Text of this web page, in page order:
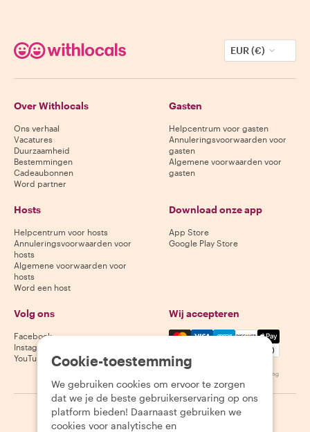
EUR (€)
Over Withlocals
Ons verhaal
Vacatures
Duurzaamheid
Bestemmingen
Cadeaubonnen
Word partner
Gasten
Helpcentrum voor gasten
Annuleringsvoorwaarden voor
gasten
Algemene voorwaarden voor
gasten
Hosts
Helpcentrum voor hosts
Annuleringsvoorwaarden voor
hosts
Algemene voorwaarden voor
hosts
Word een host
Download onze app
App Store
Google Play Store
Volg ons
Facebook
Instagram
YouTube
Wij accepteren
Mastercard, Visa, Amex,
Beschikbaarheid varieert per bestemming
2026 Withlocals.com | Privacybeleid | Cookies | Sitemap
Cookie-toestemming
We gebruiken cookies om ervoor te zorgen
dat we je de beste gebruikerservaring op ons
platform bieden! Daarnaast gebruiken we
cookies voor analytische en